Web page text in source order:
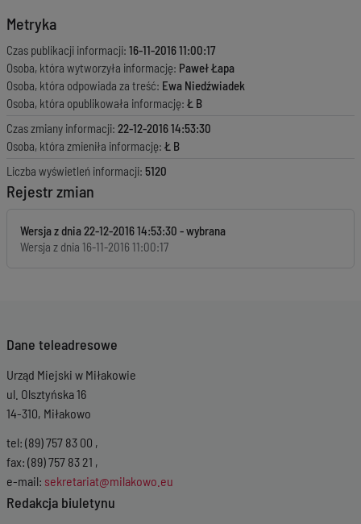
Metryka
Czas publikacji informacji: 16-11-2016 11:00:17
Osoba, która wytworzyła informację: Paweł Łapa
Osoba, która odpowiada za treść: Ewa Niedźwiadek
Osoba, która opublikowała informację: Ł B
Czas zmiany informacji: 22-12-2016 14:53:30
Osoba, która zmieniła informację: Ł B
Liczba wyświetleń informacji: 5120
Rejestr zmian
Wersja z dnia22-12-2016 14:53:30
Wersja z dnia 16-11-2016 11:00:17
Dane teleadresowe
Urząd Miejski w Miłakowie
ul. Olsztyńska 16
14-310, Miłakowo
tel: (89) 757 83 00 ,
fax: (89) 757 83 21 ,
e-mail: sekretariat@milakowo.eu
Redakcja biuletynu